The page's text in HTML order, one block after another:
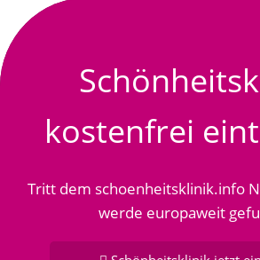
kostenfrei
Tritt dem schoenheitsklinik.info
werde europaweit